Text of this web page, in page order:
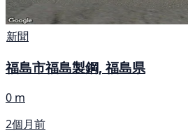
新聞
福島市福島製鋼, 福島県
0 m
2個月前